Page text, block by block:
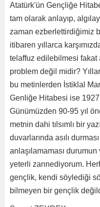
Atatürk'ün Gençliğe
tam olarak anlayıp,
zaman ezberlettirdiğimiz
itibaren yıllarca
telaffuz edilebilmesi fakat
problem değil midir?
bu metinlerden İstiklal
Genliğe Hitabesi ise 1927
Günümüzden 90-95 yıl
metnin dahi tılsımlı bir
duvarlarında asılı
anlaşılamaması
yeterli zannediyorum.
gençlik, kendi söylediği
bilmeyen bir gençlik